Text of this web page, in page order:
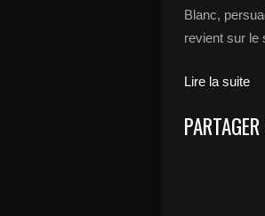
Blanc,
revient sur le
Lire la suite